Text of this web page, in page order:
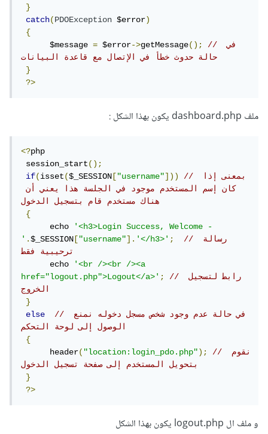
}
catch(PDOException $error)
{
      $message
= $error->getMessage();
// في
حالة حدوث خطأ في الإتصال مع قاعدة البيانات
}
?>
ملف dashboard.php يكون بهذا الشكل :
<?php
session_start();
if(isset($_SESSION ["username"]))
// بمعنى إذا
كان إسم المستخدم موجود في الجلسة هذا يعني أن
{
      echo
'<h3>Login Success, Welcome -
'.$_SESSION ["username"].'</h3>';
// رسالة
ترحيبية فقط
      echo
'<br /><br /><a
href="logout.php">Logout</a>';
// رابط لتسجيل
الخروج
}
else
// في حالة عدم وجود شخص مسجل دخوله نمنع
الوصول إلى لوحة التحكم
{
      header
("location:login_pdo.php");
// نقوم
بتحويل المستخدم إلى صفحة تسجيل الدخول
}
?>
و ملف ال logout.php يكون بهذا الشكل